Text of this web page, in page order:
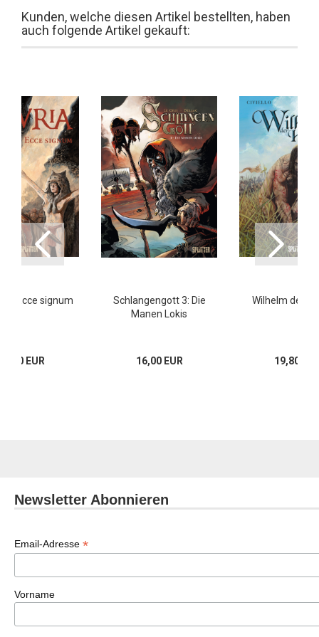
Kunden, welche diesen Artikel bestellten, haben
auch folgende Artikel gekauft:
1: Ecce signum
EUR
Schlangengott 3: Die
Manen Lokis
16,00 EUR
Wilhelm der
19,80
Newsletter Abonnieren
Email-Adresse *
Vorname